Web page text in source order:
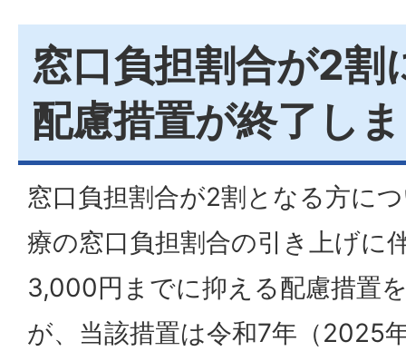
窓口負担割合が2割
配慮措置が終了し
窓口負担割合が2割となる方に
療の窓口負担割合の引き上げに
3,000円までに抑える配慮措置
が、当該措置は令和7年（2025